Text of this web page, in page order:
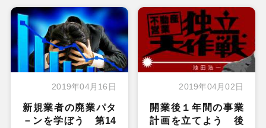
2019年04月16日
新規業者の廃業パタ
－ンを学ぼう 第14
2019年04月02日
開業後１年間の事業
計画を立てよう 後